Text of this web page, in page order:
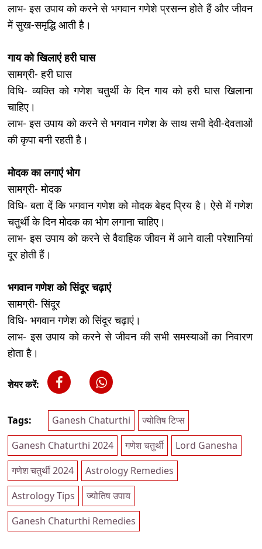
लाभ- इस उपाय को करने से भगवान गणेशे प्रसन्न होते हैं और जीवन
में सुख-समृद्धि आती है।
गाय को खिलाएं हरी घास
सामग्री- हरी घास
विधि- व्यक्ति को गणेश चतुर्थी के दिन गाय को हरी घास खिलाना
चाहिए।
लाभ- इस उपाय को करने से भगवान गणेश के साथ सभी देवी-देवताओं
की कृपा बनी रहती है।
मोदक का लगाएं भोग
सामग्री- मोदक
विधि- बता दें कि भगवान गणेश को मोदक बेहद प्रिय है। ऐसे में गणेश
चतुर्थी के दिन मोदक का भोग लगाना चाहिए।
लाभ- इस उपाय को करने से वैवाहिक जीवन में आने वाली परेशानियां
दूर होती हैं।
भगवान गणेश को सिंदूर चढ़ाएं
सामग्री- सिंदूर
विधि- भगवान गणेश को सिंदूर चढ़ाएं।
लाभ- इस उपाय को करने से जीवन की सभी समस्याओं का निवारण
होता है।
शेयर करें:
Tags: Ganesh Chaturthi
ज्योतिष टिप्स
Ganesh Chaturthi 2024
गणेश चतुर्थी
Lord Ganesha
गणेश चतुर्थी 2024
Astrology Remedies
Astrology Tips
ज्योतिष उपाय
Ganesh Chaturthi Remedies